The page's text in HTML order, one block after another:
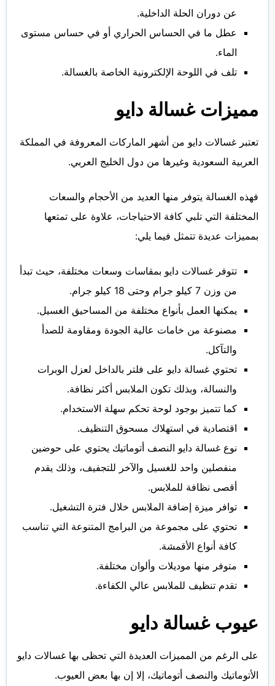
عن دوران الحلة الداخلية.
عطل ما في الحساس الحراري أو في حساس مستوى
الماء.
تلف في اللوحة الإلكترونية الخاصة بالغسالة.
مميزات غسالة دايو
تعتبر غسالات دايو من أشهر الماركات المعروفة في المملكة
العربية السعودية وغيرها من دول الخليج العربي.
فهذه الغسالة يتوفر منها العديد من الأحجام والسعات
المختلفة التي تلبي كافة الاحتياجات، علاوة على تمتعها
بمميزات عديدة تتمثل فيما يلي:
تتوفر غسالات دايو بمقاسات وسعات مختلفة، حيث تبدأ
من وزن 7 كيلو جرام وحتى 18 كيلو جرام.
يمكنها العمل بأنواع مختلفة من المساحيق الغسيل.
مصنوعة من خامات عالية الجودة ومقاومة للصدأ
والتآكل.
تحتوي غسالة دايو على فلتر بالداخل لعزل الوبرات
والنسالة، وبذلك تكون الملابس أكثر نظافة.
كما تتميز بوجود لوحة تحكم سهلة الاستخدام.
اقتصادية في استهلاك مسحوق التنظيف.
نوع غسالة دايو النصف أتوماتيك يحتوي على حوضين
منفصلين واحد للغسيل والآخر للتجفيف، وذلك يقدم
أقصى نظافة للملابس.
توافر ميزة إضافة الملابس خلال فترة التشغيل.
تحتوي على مجموعة من البرامج المتنوعة التي تناسب
كافة أنواع الأقمشة.
متوفر منها موديلات وألوان مختلفة.
تقدم تنظيف للملابس عالي الكفاءة.
عيوب غسالة دايو
على الرغم من المميزات العديدة التي تحظى بها غسالات دايو
الأتوماتيك والنصف أتوماتيك، إلا إن بها بعض العيوب.